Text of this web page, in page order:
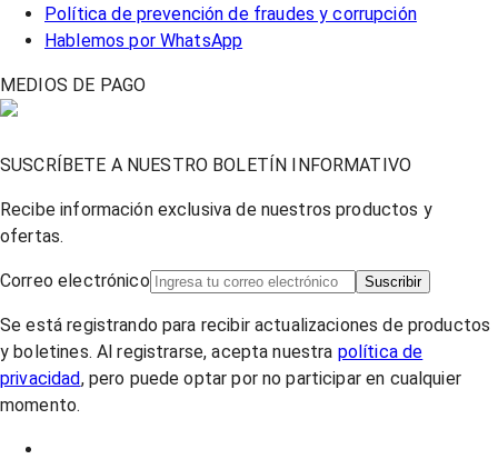
Política de prevención de fraudes y corrupción
Hablemos por WhatsApp
MEDIOS DE PAGO
SUSCRÍBETE A NUESTRO BOLETÍN INFORMATIVO
Recibe información exclusiva de nuestros productos y
ofertas.
Correo electrónico Suscribir
Se está registrando para recibir actualizaciones de productos
y boletines. Al registrarse, acepta nuestra política de
privacidad, pero puede optar por no participar en cualquier
momento.